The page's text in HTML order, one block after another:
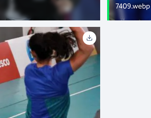
7409.webp